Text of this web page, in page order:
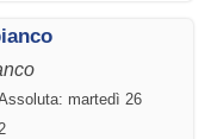
martedì 26